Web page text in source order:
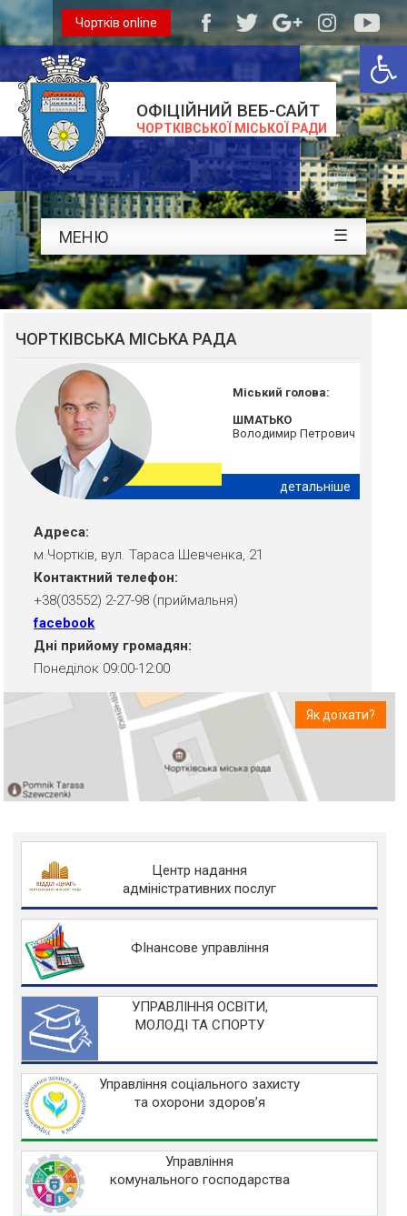
ОФІЦІЙНИЙ ВЕБ-САЙТ
ЧОРТКІВСЬКОЇ МІСЬКОЇ РАДИ
Чортків online
МЕНЮ ☰
ЧОРТКІВСЬКА МІСЬКА РАДА
Міський голова:
ШМАТЬКО
Володимир Петрович
детальніше
Адреса:
м.Чортків, вул. Тараса Шевченка, 21
Контактний телефон:
+38(03552) 2-27-98 (приймальня)
facebook
Дні прийому громадян:
Понеділок 09:00-12:00
Як доїхати?
Центр надання
адміністративних послуг
ФІнансове управління
УПРАВЛІННЯ ОСВІТИ,
МОЛОДІ ТА СПОРТУ
Управління соціального захисту
та охорони здоров’я
Управління
комунального господарства